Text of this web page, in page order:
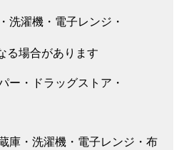
洗濯機・電子レンジ・
る場合があります
ー・ドラッグストア・
庫・洗濯機・電子レンジ・布